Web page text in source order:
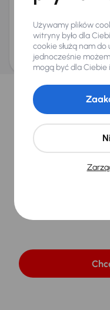
1 Rok
Nie musisz
Używamy plików
witryny było dla
cookie służą nam do
jednocześnie
mogą być dla